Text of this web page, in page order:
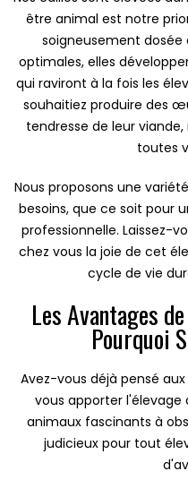
être animal est notre
soigneusement
optimales, elles
qui raviront à la fois les
souhaitiez produire des
tendresse de leur
toutes
Nous proposons une
besoins, que ce soit pour
professionnelle. Laissez-
chez vous la joie de cet
cycle de vie
Les Avantages
Pourquoi
Avez-vous déjà pensé
vous apporter l'élevage
animaux fascinants à
judicieux pour tout